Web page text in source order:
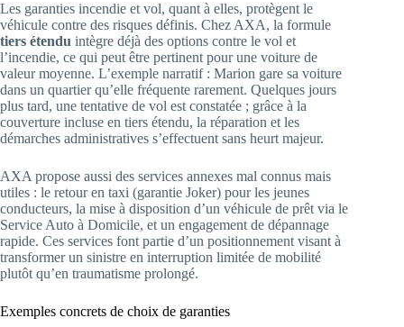
Les garanties incendie et vol, quant à elles, protègent le
véhicule contre des risques définis. Chez AXA, la formule
tiers étendu intègre déjà des options contre le vol et
l’incendie, ce qui peut être pertinent pour une voiture de
valeur moyenne. L’exemple narratif : Marion gare sa voiture
dans un quartier qu’elle fréquente rarement. Quelques jours
plus tard, une tentative de vol est constatée ; grâce à la
couverture incluse en tiers étendu, la réparation et les
démarches administratives s’effectuent sans heurt majeur.
AXA propose aussi des services annexes mal connus mais
utiles : le retour en taxi (garantie Joker) pour les jeunes
conducteurs, la mise à disposition d’un véhicule de prêt via le
Service Auto à Domicile, et un engagement de dépannage
rapide. Ces services font partie d’un positionnement visant à
transformer un sinistre en interruption limitée de mobilité
plutôt qu’en traumatisme prolongé.
Exemples concrets de choix de garanties